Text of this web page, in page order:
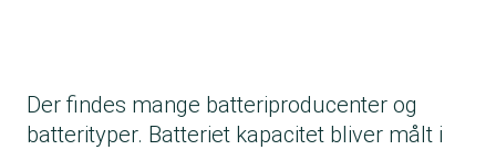
Der findes mange batteriproducenter og
batterityper. Batteriet kapacitet bliver målt i